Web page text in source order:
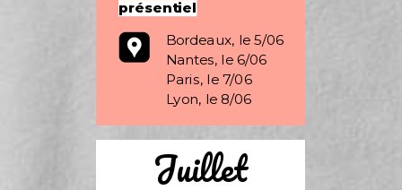
présentiel
Bordeaux, le 5/06
Nantes, le 6/06
Paris, le 7/06
Lyon, le 8/06
Juillet